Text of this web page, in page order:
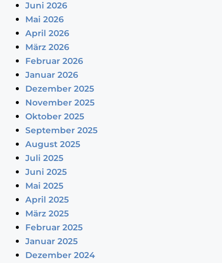
Juni 2026
Mai 2026
April 2026
März 2026
Februar 2026
Januar 2026
Dezember 2025
November 2025
Oktober 2025
September 2025
August 2025
Juli 2025
Juni 2025
Mai 2025
April 2025
März 2025
Februar 2025
Januar 2025
Dezember 2024